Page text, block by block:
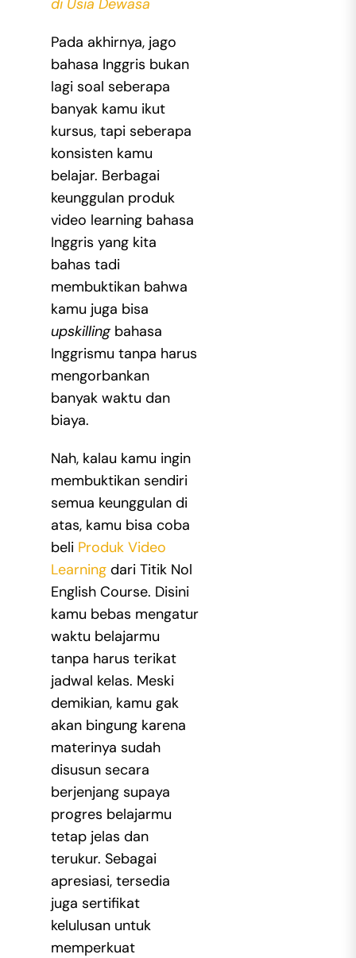
Pada akhirnya, jago
bahasa Inggris bukan
lagi soal seberapa
banyak kamu ikut
kursus, tapi seberapa
konsisten kamu
belajar. Berbagai
keunggulan produk
video learning bahasa
Inggris yang kita
bahas tadi
membuktikan bahwa
kamu juga bisa
upskilling bahasa
Inggrismu tanpa harus
mengorbankan
banyak waktu dan
biaya.
Nah, kalau kamu ingin
membuktikan sendiri
semua keunggulan di
atas, kamu bisa coba
beli Produk Video
Learningdari Titik Nol
English Course. Disini
kamu bebas mengatur
waktu belajarmu
tanpa harus terikat
jadwal kelas. Meski
demikian, kamu gak
akan bingung karena
materinya sudah
disusun secara
berjenjang supaya
progres belajarmu
tetap jelas dan
terukur. Sebagai
apresiasi, tersedia
juga sertifikat
kelulusan untuk
memperkuat